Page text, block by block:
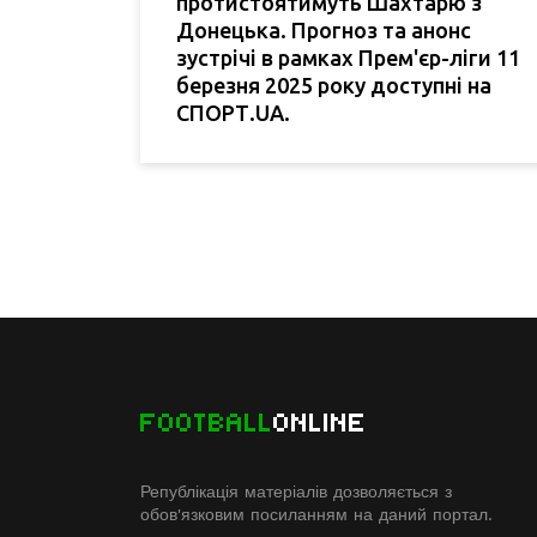
Донецька. Прогноз та анонс
зустрічі в рамках Прем'єр-ліги 11
березня 2025 року доступні на
СПОРТ.UA.
FOOTBALLONLINE
Републікація матеріалів дозволяється з
обов'язковим посиланням на даний портал.